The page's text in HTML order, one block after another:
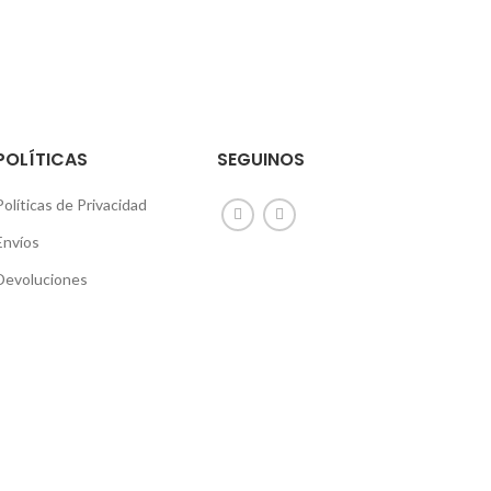
de Privacidad
SEGUINOS